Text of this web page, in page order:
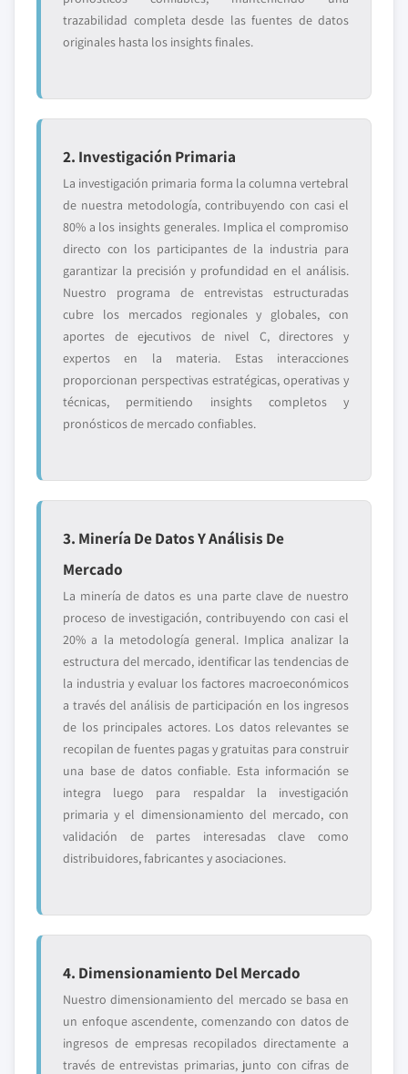
trazabilidad completa desde las fuentes de datos
originales hasta los insights finales.
2. Investigación Primaria
La investigación primaria forma la columna vertebral
de nuestra metodología, contribuyendo con casi el
80% a los insights generales. Implica el compromiso
directo con los participantes de la industria para
garantizar la precisión y profundidad en el análisis.
Nuestro programa de entrevistas estructuradas
cubre los mercados regionales y globales, con
aportes de ejecutivos de nivel C, directores y
expertos en la materia. Estas interacciones
proporcionan perspectivas estratégicas, operativas y
técnicas, permitiendo insights completos y
pronósticos de mercado confiables.
3. Minería De Datos Y Análisis De
Mercado
La minería de datos es una parte clave de nuestro
proceso de investigación, contribuyendo con casi el
20% a la metodología general. Implica analizar la
estructura del mercado, identificar las tendencias de
la industria y evaluar los factores macroeconómicos
a través del análisis de participación en los ingresos
de los principales actores. Los datos relevantes se
recopilan de fuentes pagas y gratuitas para construir
una base de datos confiable. Esta información se
integra luego para respaldar la investigación
primaria y el dimensionamiento del mercado, con
validación de partes interesadas clave como
distribuidores, fabricantes y asociaciones.
4. Dimensionamiento Del Mercado
Nuestro dimensionamiento del mercado se basa en
un enfoque ascendente, comenzando con datos de
ingresos de empresas recopilados directamente a
través de entrevistas primarias, junto con cifras de